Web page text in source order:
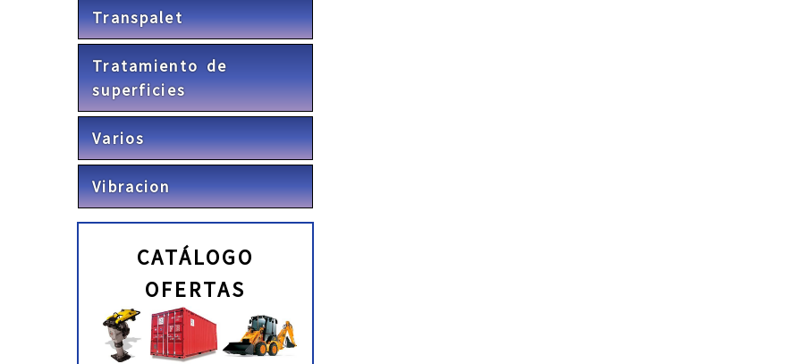
Transpalet
Tratamiento de
superficies
Varios
Vibracion
CATÁLOGO
OFERTAS